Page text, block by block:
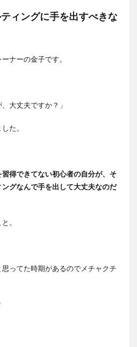
ィングに手を出すべきな
ナーの金子です。
大丈夫ですか？」
た。
習得できてない初心者の自分が、そ
グなんで手を出して大丈夫なのだ
。
ってた時期があるのでメチャクチ